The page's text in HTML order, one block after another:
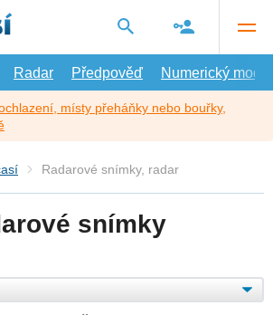
Radar Předpověď Numerický model
místy přeháňky nebo bouřky,
Radarové snímky, radar
snímky